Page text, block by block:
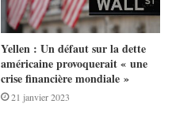
Yellen : Un défaut sur la dette
américaine provoquerait « une
crise financière mondiale »
21 janvier 2023